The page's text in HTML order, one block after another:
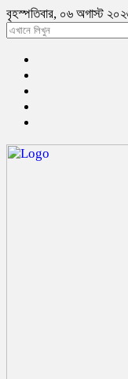
বৃহস্পতিবার, ০৬ অগাস্ট